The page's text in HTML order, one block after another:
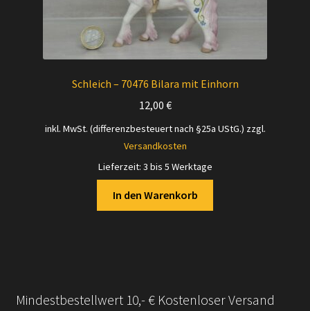
Schleich – 70476 Bilara mit Einhorn
12,00 €
inkl. MwSt. (differenzbesteuert nach §25a UStG.) zzgl.
Versandkosten
Lieferzeit: 3 bis 5 Werktage
In den Warenkorb
Mindestbestellwert 10,- € Kostenloser Versand